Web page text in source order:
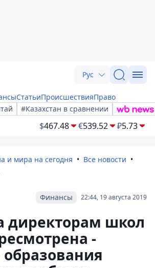
Рус
СтатьиПроисшествияПраво
#Казахстан в сравнении
$467.48 €539.52 ₽5.73
и мира на сегодня
Все новости
22:44, 19 августа 2019
Финансы
директорам школ
-